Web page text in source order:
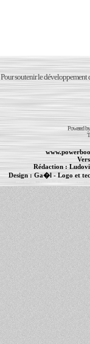
Pour soutenir le développement
Powered
Rédaction :
Design : Ga�l - Logo et